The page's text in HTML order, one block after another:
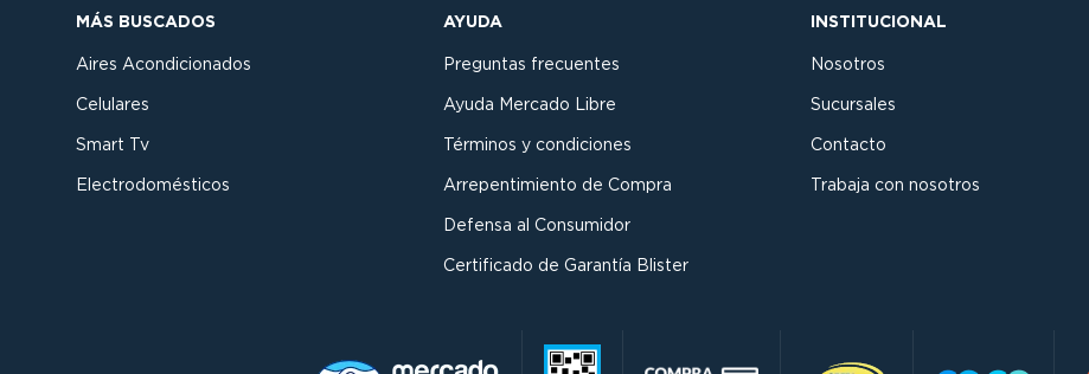
MÁS BUSCADOS
Aires Acondicionados
Celulares
Smart Tv
Electrodomésticos
AYUDA
Preguntas frecuentes
Ayuda Mercado Libre
Términos y condiciones
Arrepentimiento de Compra
Defensa al Consumidor
Certificado de Garantía Blister
INSTITUCIONAL
Nosotros
Sucursales
Contacto
Trabaja con nosotros